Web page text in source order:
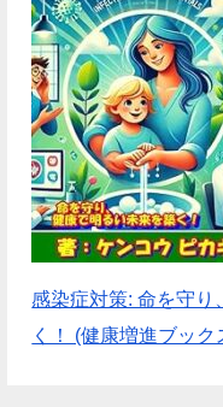
感染症対策: 命を守り
く！ (健康増進ブック